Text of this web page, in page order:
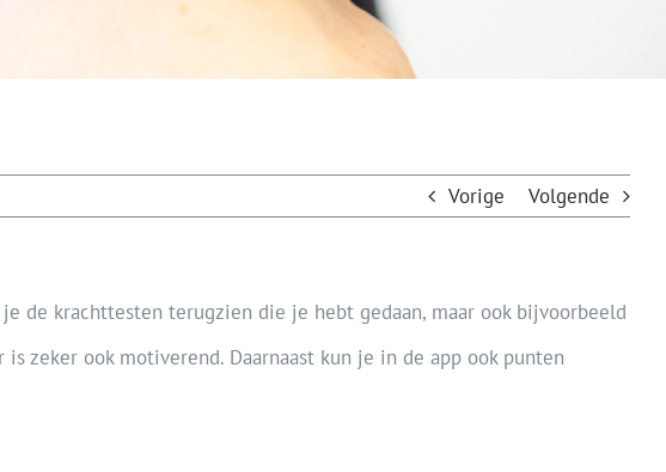
Vorige Volgende
de krachttesten terugzien die je hebt gedaan, maar ook bijvoorbeeld
zeker ook motiverend. Daarnaast kun je in de app ook punten